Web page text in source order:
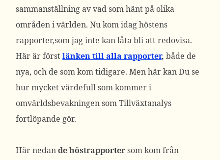
sammanställning av vad som hänt på olika
områden i världen. Nu kom idag höstens
rapporter,som jag inte kan låta bli att redovisa.
Här är förstlänken till alla rapporter, både de
nya, och de som kom tidigare. Men här kan Du se
hur mycket värdefull som kommer i
omvärldsbevakningen som Tillväxtanalys
fortlöpande gör.
Här nedandehöstrapportersom kom från